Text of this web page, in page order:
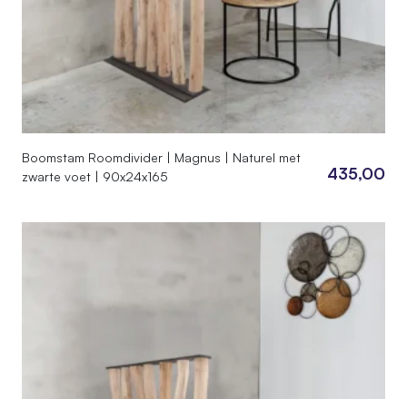
Boomstam Roomdivider | Magnus | Naturel met
zwarte voet | 90x24x165
435,00